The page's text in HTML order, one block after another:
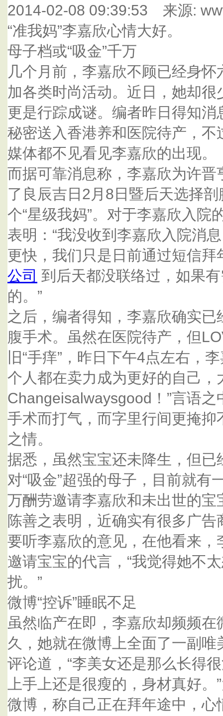
2014-02-08 09:39:53 来源:
“准我妈”李嘉欣心情大好。
母子档或“吸金”千万
几个月前，李嘉欣不顾已经身
加各类时尚活动。近日，她却
更是行踪成谜。编者昨日得知
秘密送入香港养和医院待产，
媒体都不见看见李嘉欣的出现。
而据可靠消息称，李嘉欣为许
了良辰吉日2月8日暨后天选择
个“星级我妈”。对于李嘉欣入院
表明：“我没收到李嘉欣入院消
更快，我们只是日前通过短信拜
公司 到后天都没联络过，如果
的。”
之后，编者得知，李嘉欣确实
腹手术。虽然在医院待产，但
旧“手痒”，昨日下午4点左右，
个人都在卖力成为更好的自己，
Changeisalwaysgood！”言语
手术而打气，而字里行间更掩
之情。
据悉，虽然宝宝还未降生，但
对“吸金”超强的母子，目前就有
万酬劳邀请李嘉欣和未出世的
陈善之表明，近确实有很多广
要听李嘉欣的意见，在他看来
邀请宝宝的代言，“我觉得她不
扰。”
微博“控诉”睡眠不足
虽然临产在即，李嘉欣却频频
久，她就在微博上全面了一副
评论道，“李美女还是那么长得
上手上还是很瘦的，身材真好
微博，称自己正在拜年途中，